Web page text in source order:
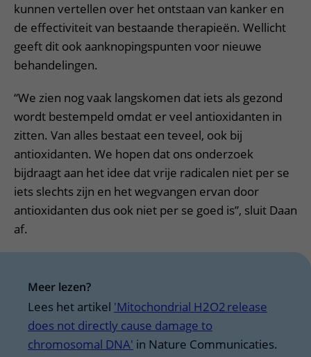
kunnen vertellen over het ontstaan van kanker en
de effectiviteit van bestaande therapieën. Wellicht
geeft dit ook aanknopingspunten voor nieuwe
behandelingen.
“We zien nog vaak langskomen dat iets als gezond
wordt bestempeld omdat er veel antioxidanten in
zitten. Van alles bestaat een teveel, ook bij
antioxidanten. We hopen dat ons onderzoek
bijdraagt aan het idee dat vrije radicalen niet per se
iets slechts zijn en het wegvangen ervan door
antioxidanten dus ook niet per se goed is”, sluit Daan
af.
Meer lezen?
Lees het artikel 'Mitochondrial H2O2 release
does not directly cause damage to
chromosomal DNA' in Nature Communicaties.